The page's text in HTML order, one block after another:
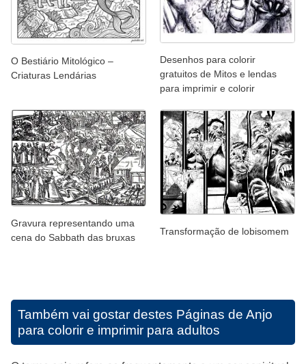
O Bestiário Mitológico –
Criaturas Lendárias
Desenhos para colorir
gratuitos de Mitos e lendas
para imprimir e colorir
Gravura representando uma
cena do Sabbath das bruxas
Transformação de lobisomem
Também vai gostar destes Páginas de Anjo
para colorir e imprimir para adultos